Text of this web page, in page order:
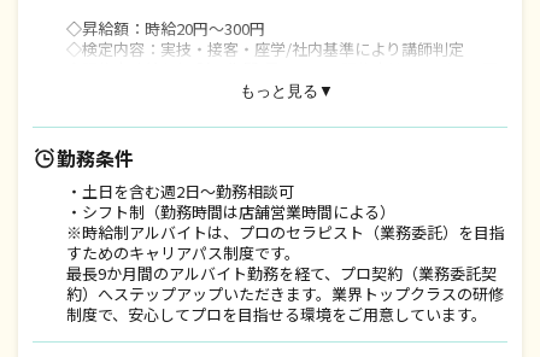
◇昇給額：時給20円～300円
◇検定内容：実技・接客・座学/社内基準により講師判定
【メリット】
☆固定の時間で給料が入る！
☆シフト制だから安心！
☆研修中時給があるため、入店前も安心して学べる！
ーーーーーーーーーーーーーーーーーーーーーーーーーーーー
■月額収入例■
◇アルバイト（時給制）【等級ランクによる時給額×時間×イ
ンセンティブ】
収入例）入社3年目Aランク指名40件【時給制】実働176時間
248,000円
もっと見る▼
勤務条件
・土日を含む週2日～勤務相談可
・シフト制（勤務時間は店舗営業時間による）
※時給制アルバイトは、プロのセラピスト（業務委託）を目指
すためのキャリアパス制度です。
最長9か月間のアルバイト勤務を経て、プロ契約（業務委託契
約）へステップアップいただきます。業界トップクラスの研修
制度で、安心してプロを目指せる環境をご用意しています。